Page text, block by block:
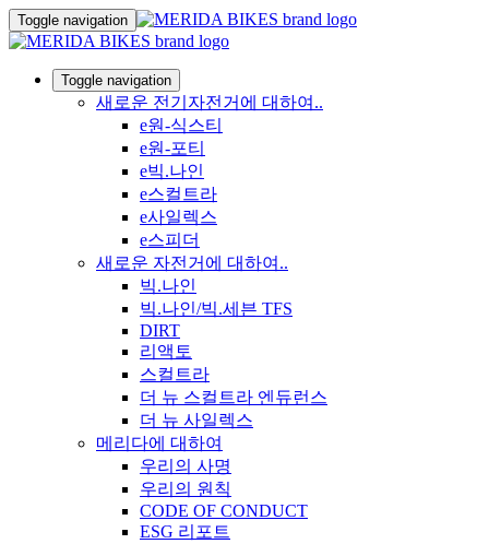
Toggle navigation
Toggle navigation
새로운 전기자전거에 대하여..
e원-식스티
e원-포티
e빅.나인
e스컬트라
e사일렉스
e스피더
새로운 자전거에 대하여..
빅.나인
빅.나인/빅.세븐 TFS
DIRT
리액토
스컬트라
더 뉴 스컬트라 엔듀런스
더 뉴 사일렉스
메리다에 대하여
우리의 사명
우리의 원칙
CODE OF CONDUCT
ESG 리포트